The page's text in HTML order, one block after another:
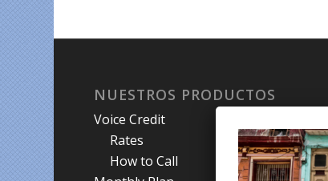
NUESTROS PRODUCTOS
Voice Credit
Rates
How to Call